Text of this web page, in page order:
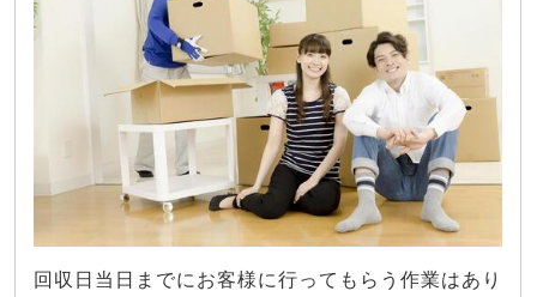
回収日当日までにお客様に行ってもらう作業はあり